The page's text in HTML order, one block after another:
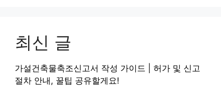
최신 글
가설건축물축조신고서 작성 가이드 | 허가 및 신고
절차 안내, 꿀팁 공유할게요!